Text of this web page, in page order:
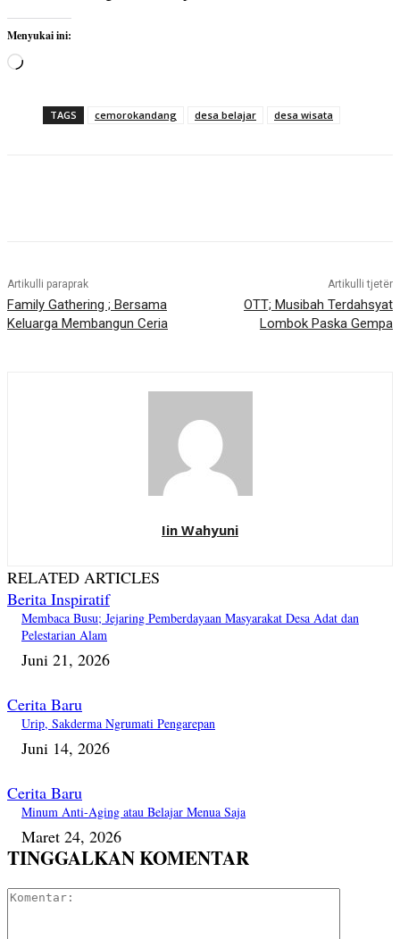
Menyukai ini:
M
TAGS cemorokandang desa belajar desa wisata
Artikulli paraprak
Family Gathering ; Bersama
Keluarga Membangun Ceria
Artikulli tjetër
OTT; Musibah Terdahsyat
Lombok Paska Gempa
Iin Wahyuni
RELATED ARTICLES
Berita Inspiratif
Membaca Busu; Jejaring Pemberdayaan Masyarakat Desa Adat dan
Pelestarian Alam
Juni 21, 2026
Cerita Baru
Urip, Sakderma Ngrumati Pengarepan
Juni 14, 2026
Cerita Baru
Minum Anti-Aging atau Belajar Menua Saja
Maret 24, 2026
TINGGALKAN KOMENTAR